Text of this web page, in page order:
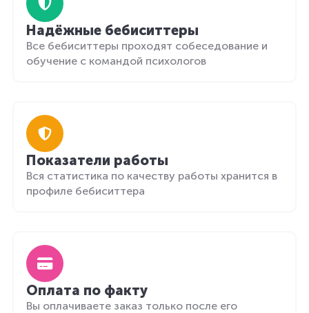
Надёжные бебиситтеры
Все бебиситтеры проходят собеседование и
обучение с командой психологов
Показатели работы
Вся статистика по качеству работы хранится в
профиле бебиситтера
Оплата по факту
Вы оплачиваете заказ только после его